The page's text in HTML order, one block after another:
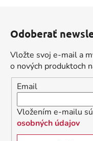
Odoberať
Vložte svoj e-mail a
o nových produktoch
Email
Vložením e-mailu
osobných údajov